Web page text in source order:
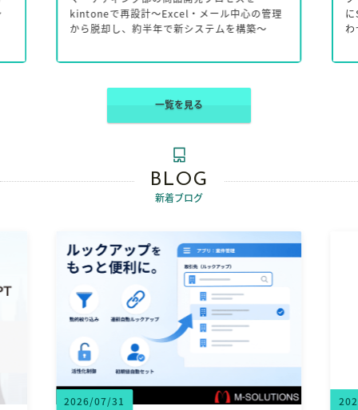
kintoneで再設計～Excel・メール中心の管理
から脱却し、約半年で新システムを構築～
一覧を見る
BLOG
新着ブログ
2026/07/31